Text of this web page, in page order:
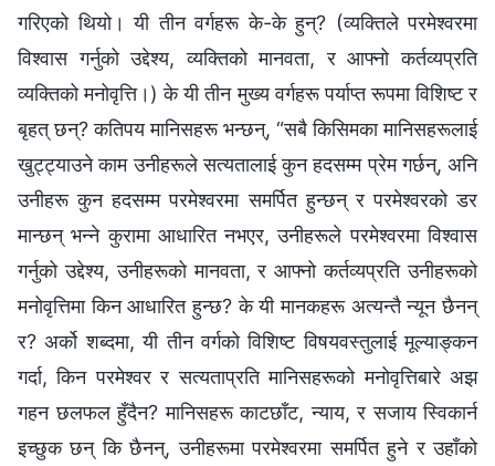
गरिएको थियो। यी तीन वर्गहरू के-के हुन्? (व्यक्तिले परमेश्‍वरमा
विश्‍वास गर्नुको उद्देश्य, व्यक्तिको मानवता, र आफ्नो कर्तव्यप्रति
व्यक्तिको मनोवृत्ति।) के यी तीन मुख्य वर्गहरू पर्याप्त रूपमा विशिष्ट र
बृहत् छन्? कतिपय मानिसहरू भन्छन्, “सबै किसिमका मानिसहरूलाई
खुट्ट्याउने काम उनीहरूले सत्यतालाई कुन हदसम्म प्रेम गर्छन्, अनि
उनीहरू कुन हदसम्म परमेश्‍वरमा समर्पित हुन्छन् र परमेश्‍वरको डर
मान्छन् भन्ने कुरामा आधारित नभएर, उनीहरूले परमेश्‍वरमा विश्‍वास
गर्नुको उद्देश्य, उनीहरूको मानवता, र आफ्नो कर्तव्यप्रति उनीहरूको
मनोवृत्तिमा किन आधारित हुन्छ? के यी मानकहरू अत्यन्तै न्यून छैनन्
र? अर्को शब्दमा, यी तीन वर्गको विशिष्ट विषयवस्तुलाई मूल्याङ्कन
गर्दा, किन परमेश्‍वर र सत्यताप्रति मानिसहरूको मनोवृत्तिबारे अझ
गहन छलफल हुँदैन? मानिसहरू काटछाँट, न्याय, र सजाय स्विकार्न
इच्छुक छन् कि छैनन्, उनीहरूमा परमेश्‍वरमा समर्पित हुने र उहाँको